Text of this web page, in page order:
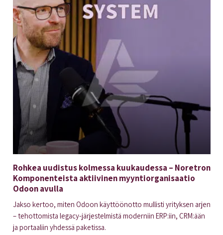
Rohkea uudistus kolmessa kuukaudessa – Noretron
Komponenteista aktiivinen myyntiorganisaatio
Odoon avulla
Jakso kertoo, miten Odoon käyttöönotto mullisti yrityksen arjen
– tehottomista legacy-järjestelmistä moderniin ERP:iin, CRM:ään
ja portaaliin yhdessä paketissa.